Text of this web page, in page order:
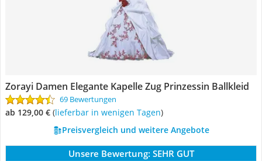
Zorayi Damen Elegante Kapelle Zug Prinzessin Ballkleid
69 Bewertungen
ab 129,00 € ( Lieferbar in wenigen Tagen)
Preisvergleich und weitere Angebote
Unsere Bewertung: SEHR GUT